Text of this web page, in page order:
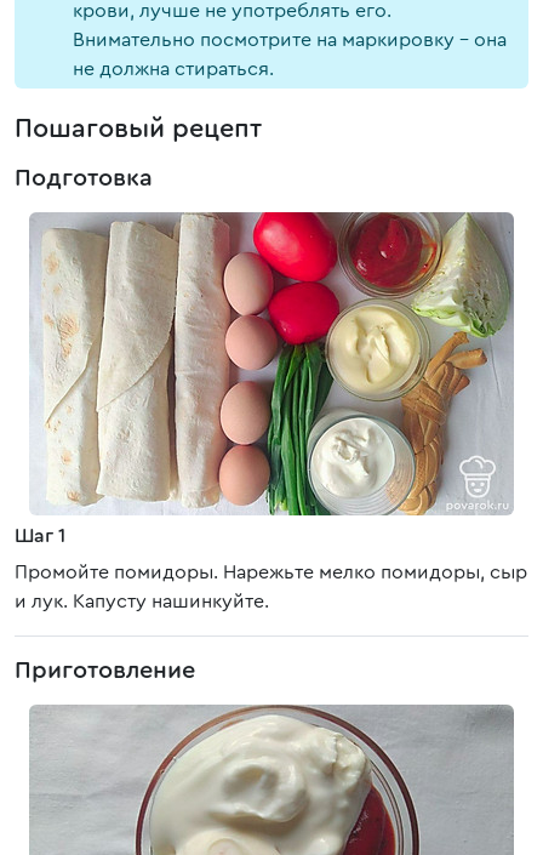
крови, лучше не употреблять его.
Внимательно посмотрите на маркировку - она
не должна стираться.
Пошаговый рецепт
Подготовка
Шаг 1
Промойте помидоры. Нарежьте мелко помидоры, сыр
и лук. Капусту нашинкуйте.
Приготовление